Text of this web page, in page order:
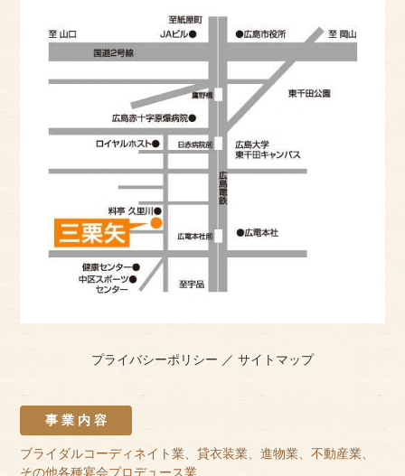
プライバシーポリシー ／ サイトマップ
事 業 内 容
ブライダルコーディネイト業、貸衣装業、進物業、不動産業、
その他各種宴会プロデュース業